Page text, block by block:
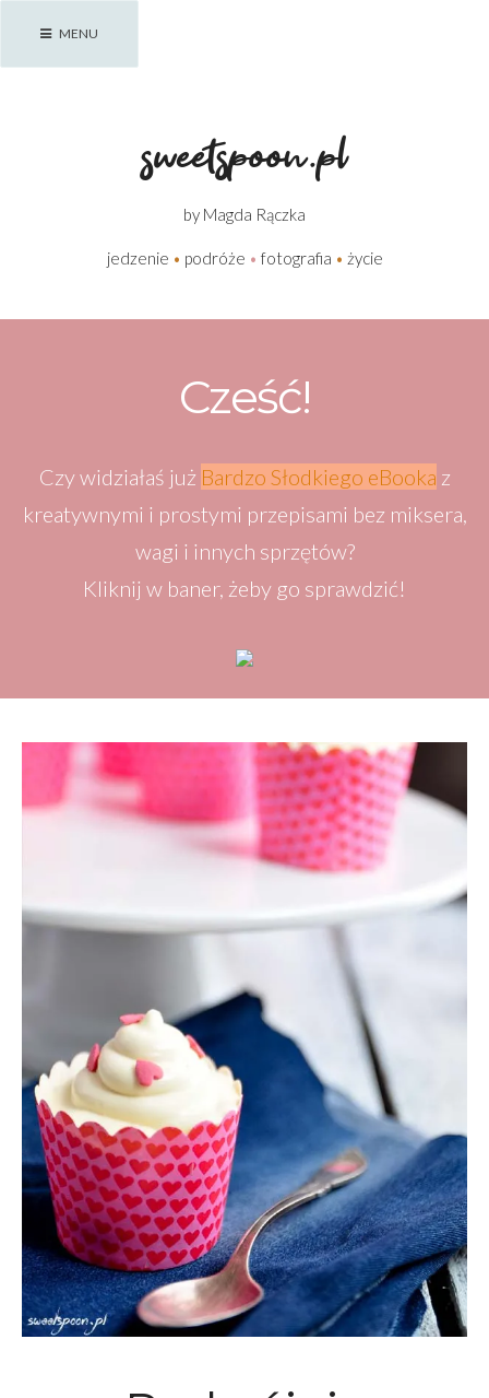
MENU
sweetspoon.pl
by Magda Rączka
jedzenie • podróże • fotografia • życie
Cześć!
Czy widziałaś już Bardzo Słodkiego eBooka z
kreatywnymi i prostymi przepisami bez miksera,
wagi i innych sprzętów?
Kliknij w baner, żeby go sprawdzić!